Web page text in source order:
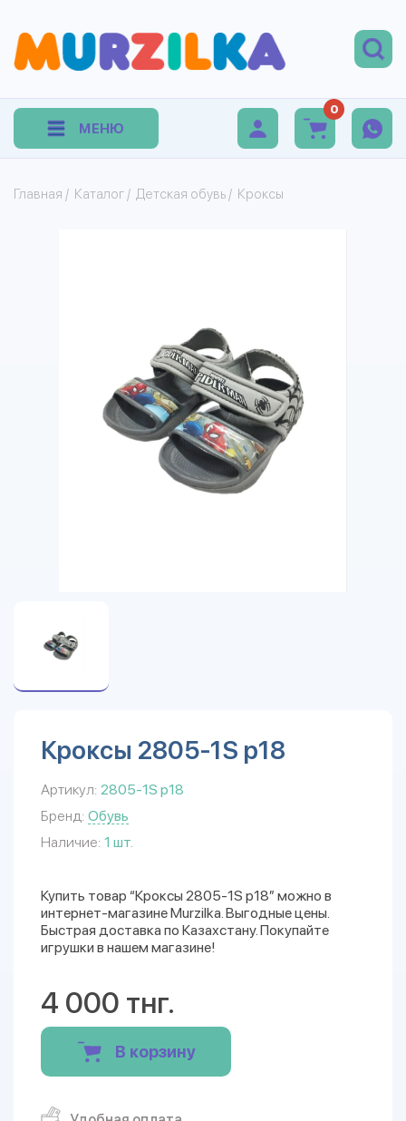
МЕНЮ
0
Главная / Каталог / Детская обувь / Кроксы
Кроксы 2805-1S р18
Артикул: 2805-1S р18
Бренд: Обувь
Наличие: 1 шт.
Купить товар “Кроксы 2805-1S р18” можно в
интернет-магазине Murzilka. Выгодные цены.
Быстрая доставка по Казахстану. Покупайте
игрушки в нашем магазине!
4 000 тнг.
В корзину